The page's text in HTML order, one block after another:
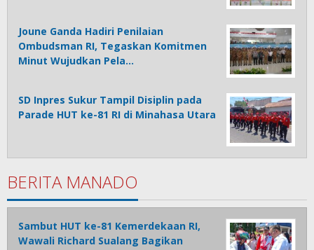
Joune Ganda Hadiri Penilaian
Ombudsman RI, Tegaskan Komitmen
Minut Wujudkan Pela…
SD Inpres Sukur Tampil Disiplin pada
Parade HUT ke-81 RI di Minahasa Utara
BERITA MANADO
Sambut HUT ke-81 Kemerdekaan RI,
Wawali Richard Sualang Bagikan